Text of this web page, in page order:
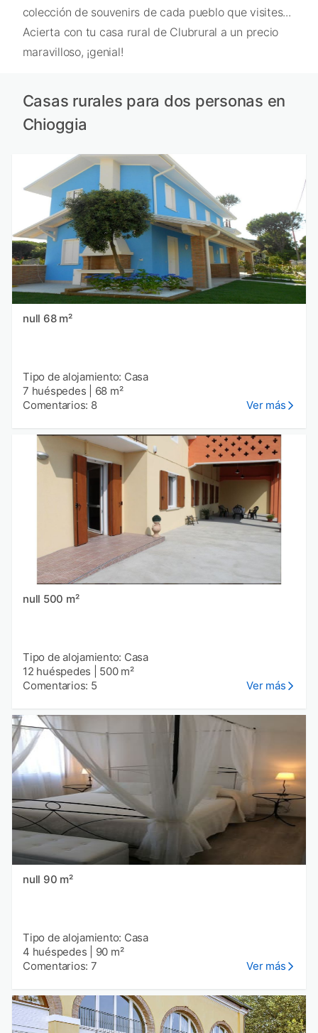
colección de souvenirs de cada pueblo que visites...
Acierta con tu casa rural de Clubrural a un precio
maravilloso, ¡genial!
Casas rurales para dos personas en
Chioggia
null 68 m²
Tipo de alojamiento: Casa
7 huéspedes
68 m²
Comentarios: 8
Ver más
null 500 m²
Tipo de alojamiento: Casa
12 huéspedes
500 m²
Comentarios: 5
Ver más
null 90 m²
Tipo de alojamiento: Casa
4 huéspedes
90 m²
Comentarios: 7
Ver más